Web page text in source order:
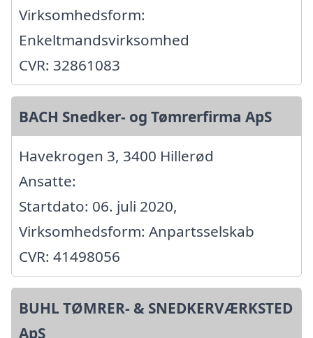
Virksomhedsform:
Enkeltmandsvirksomhed
CVR: 32861083
BACH Snedker- og Tømrerfirma ApS
Havekrogen 3, 3400 Hillerød
Ansatte:
Startdato: 06. juli 2020,
Virksomhedsform: Anpartsselskab
CVR: 41498056
BUHL TØMRER- & SNEDKERVÆRKSTED
ApS